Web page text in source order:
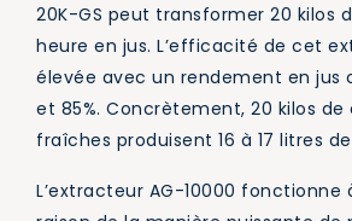
20K-GS peut transformer 20 kilos
heure en jus. L’efficacité de cet
élevée avec un rendement en jus
et 85%. Concrètement, 20 kilos
fraîches produisent 16 à 17 litres
L’extracteur AG-10000 fonctionne